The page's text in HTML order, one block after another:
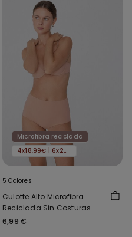
Microfibra reciclada
4x18,99€ | 6x24,99€
5 Colores
Culotte Alto Microfibra
Reciclada Sin Costuras
6,99 €